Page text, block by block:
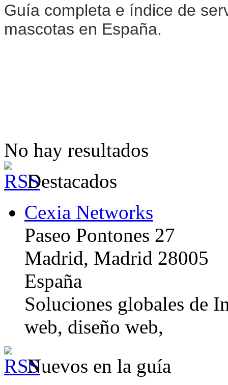
Guía completa e índice de
mascotas en España.
No hay resultados
Destacados
Cexia Networks
Paseo Pontones 27
Madrid, Madrid 28005
España
Soluciones globales de
web, diseño web,
Nuevos en la guía